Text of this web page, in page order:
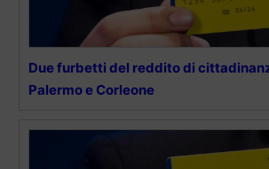
Due furbetti del reddito di
Palermo e Corleone